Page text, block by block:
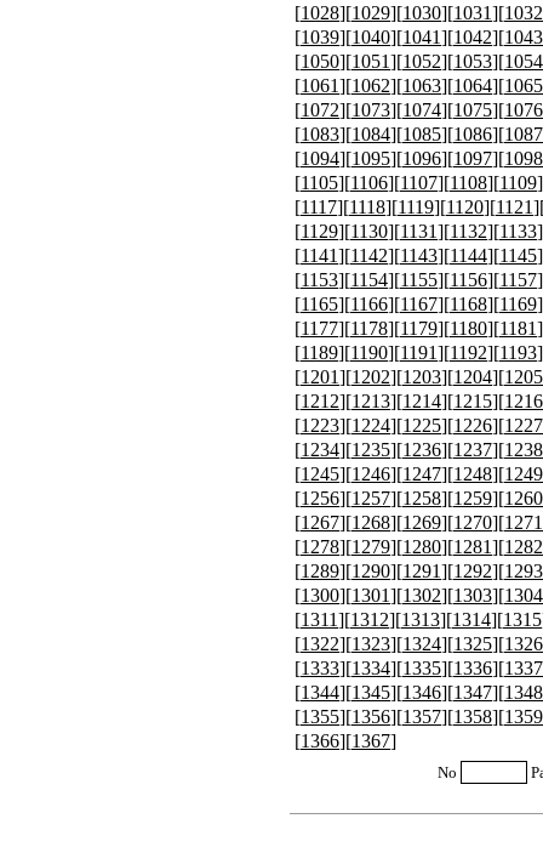
[1028][1029][1030][1031][1032
[1039][1040][1041][1042][1043
[1050][1051][1052][1053][1054
[1061][1062][1063][1064][1065
[1072][1073][1074][1075][1076
[1083][1084][1085][1086][1087
[1094][1095][1096][1097][1098
[1105][1106][1107][1108][1109
[1117][1118][1119][1120][1121
[1129][1130][1131][1132][1133
[1141][1142][1143][1144][1145
[1153][1154][1155][1156][1157
[1165][1166][1167][1168][1169
[1177][1178][1179][1180][1181
[1189][1190][1191][1192][1193
[1201][1202][1203][1204][1205
[1212][1213][1214][1215][1216
[1223][1224][1225][1226][1227
[1234][1235][1236][1237][1238
[1245][1246][1247][1248][1249
[1256][1257][1258][1259][1260
[1267][1268][1269][1270][1271
[1278][1279][1280][1281][1282
[1289][1290][1291][1292][1293
[1300][1301][1302][1303][1304
[1311][1312][1313][1314][1315
[1322][1323][1324][1325][1326
[1333][1334][1335][1336][1337
[1344][1345][1346][1347][1348
[1355][1356][1357][1358][1359
[1366][1367]
No